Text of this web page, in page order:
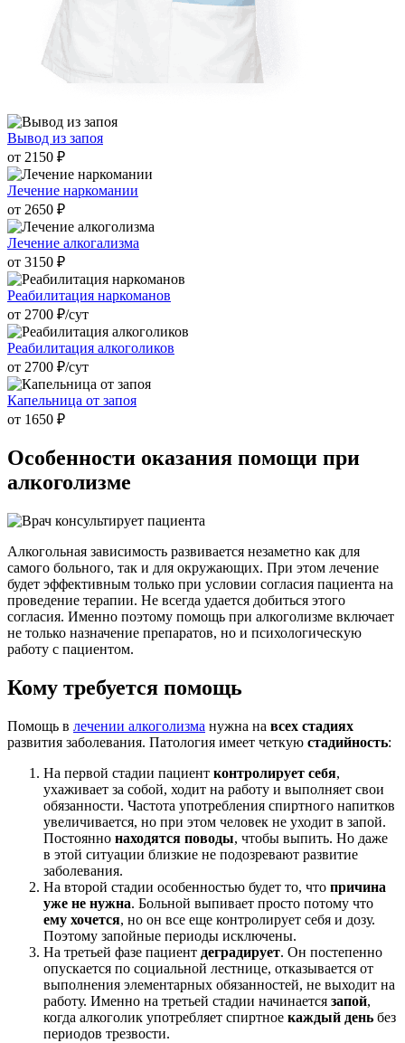
Вывод из запоя
от 2150 ₽
Лечение наркомании
от 2650 ₽
Лечение алкогализма
от 3150 ₽
Реабилитация наркоманов
от 2700 ₽/cут
Реабилитация алкоголиков
от 2700 ₽/cут
Капельница от запоя
от 1650 ₽
Особенности оказания помощи при
алкоголизме
Алкогольная зависимость развивается незаметно как для
самого больного, так и для окружающих. При этом лечение
будет эффективным только при условии согласия пациента на
проведение терапии. Не всегда удается добиться этого
согласия. Именно поэтому помощь при алкоголизме включает
не только назначение препаратов, но и психологическую
работу с пациентом.
Кому требуется помощь
Помощь в лечении алкоголизма нужна на всех стадиях
развития заболевания. Патология имеет четкую стадийность:
На первой стадии пациент контролирует себя,
ухаживает за собой, ходит на работу и выполняет свои
обязанности. Частота употребления спиртного напитков
увеличивается, но при этом человек не уходит в запой.
Постоянно находятся поводы, чтобы выпить. Но даже
в этой ситуации близкие не подозревают развитие
заболевания.
На второй стадии особенностью будет то, что причина
уже не нужна. Больной выпивает просто потому что
ему хочется, но он все еще контролирует себя и дозу.
Поэтому запойные периоды исключены.
На третьей фазе пациент деградирует. Он постепенно
опускается по социальной лестнице, отказывается от
выполнения элементарных обязанностей, не выходит на
работу. Именно на третьей стадии начинается запой,
когда алкоголик употребляет спиртное каждый день без
периодов трезвости.